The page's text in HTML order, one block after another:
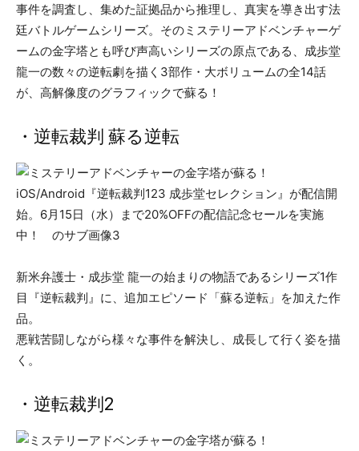
事件を調査し、集めた証拠品から推理し、真実を導き出す法
廷バトルゲームシリーズ。そのミステリーアドベンチャーゲ
ームの金字塔とも呼び声高いシリーズの原点である、成歩堂
龍一の数々の逆転劇を描く3部作・大ボリュームの全14話
が、高解像度のグラフィックで蘇る！
・逆転裁判 蘇る逆転
新米弁護士・成歩堂 龍一の始まりの物語であるシリーズ1作
目『逆転裁判』に、追加エピソード「蘇る逆転」を加えた作
品。
悪戦苦闘しながら様々な事件を解決し、成長して行く姿を描
く。
・逆転裁判2